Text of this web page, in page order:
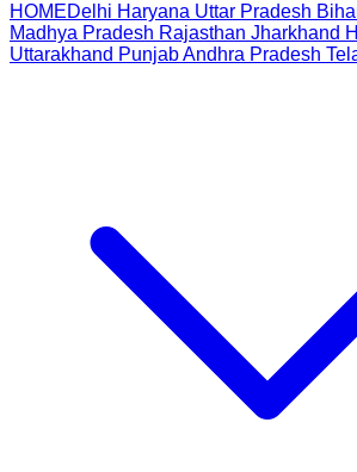
HOMEDelhi Haryana Uttar Pradesh
Madhya Pradesh Rajasthan Jharkhand
Uttarakhand PunjabAndhra Pradesh